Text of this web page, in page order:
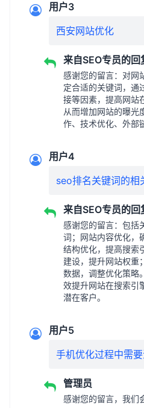
用户3
西安网站优化
来自SEO专员的回
感谢您的留言：对网
定合适的关键词，通
接等因素，提高网站
从而增加网站的曝光
作、技术优化、外部
用户4
seo排名关键词的相
来自SEO专员的回
感谢您的留言：包括
词；网站内容优化，
结构优化，提高搜索
建设，提升网站权重
数据，调整优化策略
效提升网站在搜索引
潜在客户。
用户5
手机优化过程中需
管理员
感谢您的留言，我们